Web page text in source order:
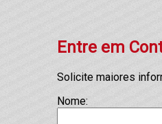
Entre em
Solicite maiores
Nome: